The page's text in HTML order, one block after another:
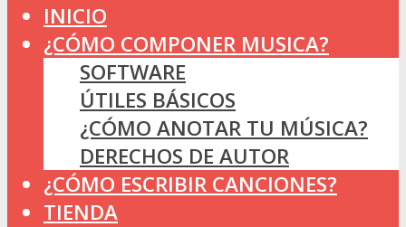
INICIO
¿CÓMO COMPONER MUSICA?
SOFTWARE
ÚTILES BÁSICOS
¿CÓMO ANOTAR TU MÚSICA?
DERECHOS DE AUTOR
¿CÓMO ESCRIBIR CANCIONES?
TIENDA